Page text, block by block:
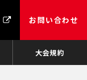
お問い合わせ
大会規約